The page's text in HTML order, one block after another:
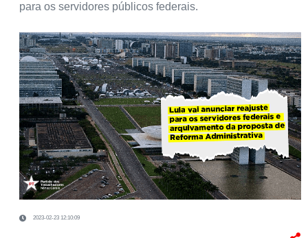
para os servidores públicos federais.
2023-02-23 12:10:09